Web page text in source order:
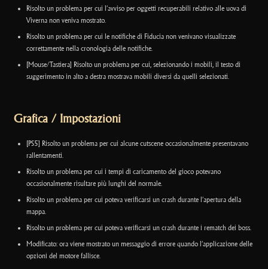
Risolto un problema per cui l’avviso per oggetti recuperabili relativo alle uova di
Viverna non veniva mostrato.
Risolto un problema per cui le notifiche di Fiducia non venivano visualizzate
correttamente nella cronologia delle notifiche.
[Mouse/Tastiera] Risolto un problema per cui, selezionando i mobili, il testo di
suggerimento in alto a destra mostrava mobili diversi da quelli selezionati.
Grafica / Impostazioni
[PS5] Risolto un problema per cui alcune cutscene occasionalmente presentavano
rallentamenti.
Risolto un problema per cui i tempi di caricamento del gioco potevano
occasionalmente risultare più lunghi del normale.
Risolto un problema per cui poteva verificarsi un crash durante l’apertura della
mappa.
Risolto un problema per cui poteva verificarsi un crash durante i rematch dei boss.
Modificato: ora viene mostrato un messaggio di errore quando l’applicazione delle
opzioni del motore fallisce.